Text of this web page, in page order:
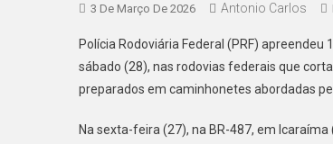
3 De Março De 2026 Antonio Carlos
Polícia Rodoviária Federal (PRF)
sábado (28), nas rodovias federais que
preparados em caminhonetes abordadas
Na sexta-feira (27), na BR-487, em